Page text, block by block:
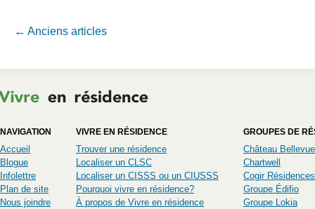
Navigation Article
← Anciens articles
NAVIGATION
Accueil
Blogue
Infolettre
Plan de site
Nous joindre
VIVRE EN RÉSIDENCE
Trouver une résidence
Localiser un CLSC
Localiser un CISSS ou un CIUSSS
Pourquoi vivre en résidence?
À propos de Vivre en résidence
GROUPES DE
Château Bellevue
Chartwell
Cogir Résidences
Groupe Édifio
Groupe Lokia